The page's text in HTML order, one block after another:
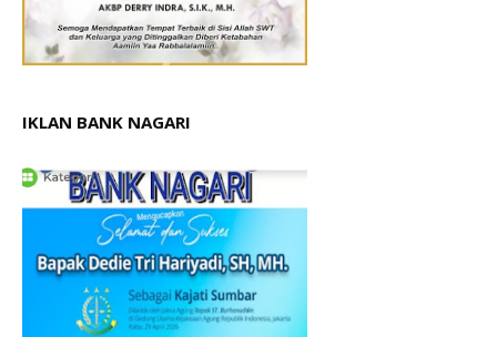
IKLAN BANK NAGARI